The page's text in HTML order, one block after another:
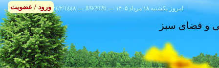
٢٤/٢/١٤٤٨ --- 8/9/2026 --- ۱۴۰۵ يکشنبه ۱۸ مرداد امروز
و فضای سبز
ورود / عضویت